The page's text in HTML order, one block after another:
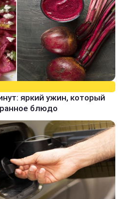
яркий ужин, который
блюдо